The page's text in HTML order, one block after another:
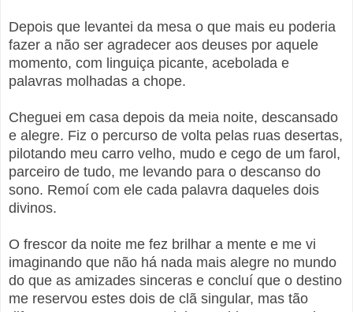
Depois que levantei da mesa o que mais eu poderia
fazer a não ser agradecer aos deuses por aquele
momento, com linguiça picante, acebolada e
palavras molhadas a chope.
Cheguei em casa depois da meia noite, descansado
e alegre. Fiz o percurso de volta pelas ruas desertas,
pilotando meu carro velho, mudo e cego de um farol,
parceiro de tudo, me levando para o descanso do
sono. Remoí com ele cada palavra daqueles dois
divinos.
O frescor da noite me fez brilhar a mente e me vi
imaginando que não há nada mais alegre no mundo
do que as amizades sinceras e concluí que o destino
me reservou estes dois de clã singular, mas tão